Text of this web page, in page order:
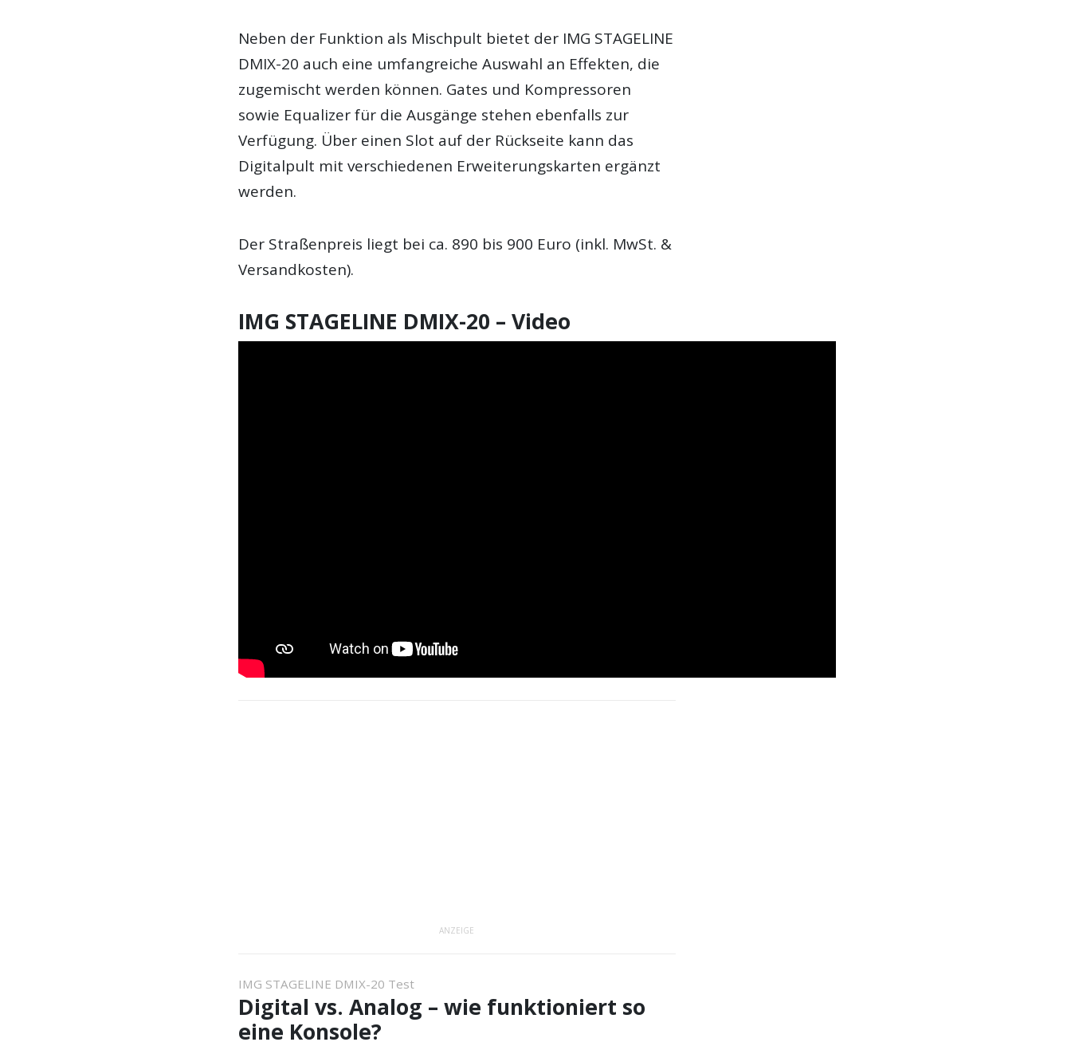
Neben der Funktion als Mischpult bietet der IMG STAGELINE
DMIX-20 auch eine umfangreiche Auswahl an Effekten, die
zugemischt werden können. Gates und Kompressoren
sowie Equalizer für die Ausgänge stehen ebenfalls zur
Verfügung. Über einen Slot auf der Rückseite kann das
Digitalpult mit verschiedenen Erweiterungskarten ergänzt
werden.
Der Straßenpreis liegt bei ca. 890 bis 900 Euro (inkl. MwSt. &
Versandkosten).
IMG STAGELINE DMIX-20 – Video
ANZEIGE
IMG STAGELINE DMIX-20 Test
Digital vs. Analog – wie funktioniert so
eine Konsole?